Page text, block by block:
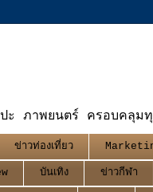
ะ ภาพยนตร์ ครอบคลุม
ข่าวท่องเที่ยว
บันเทิง ข่าวกีฬา